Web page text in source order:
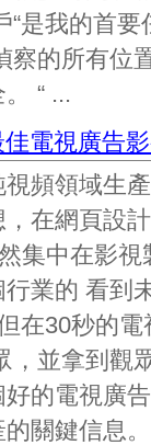
是我的首
察的所有位
“ ...
電視廣告
頻領域生
在網頁設
集中在影
業的 看到
在30秒的
，並拿到觀
的電視廣
關鍵信息